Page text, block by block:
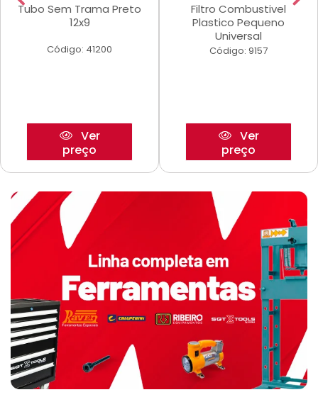
Tubo Sem Trama Preto
12x9
Código: 41200
Ver
preço
Filtro Combustivel
Plastico Pequeno
Universal
Código: 9157
Ver
preço